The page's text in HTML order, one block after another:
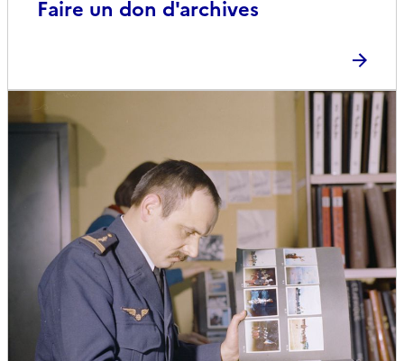
Faire un don d'archives